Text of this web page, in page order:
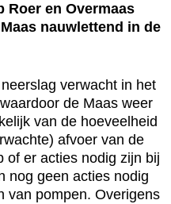
Roer en Overmaas
nauwlettend in de
verwacht in het
de Maas weer
van de hoeveelheid
afvoer van de
of er acties nodig zijn bij
nog geen acties nodig
van pompen. Overigens